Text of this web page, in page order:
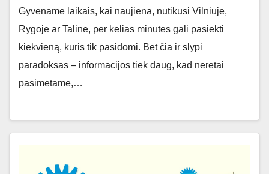
Gyvename laikais, kai naujiena, nutikusi Vilniuje,
Rygoje ar Taline, per kelias minutes gali pasiekti
kiekvieną, kuris tik pasidomi. Bet čia ir slypi
paradoksas – informacijos tiek daug, kad neretai
pasimetame,…